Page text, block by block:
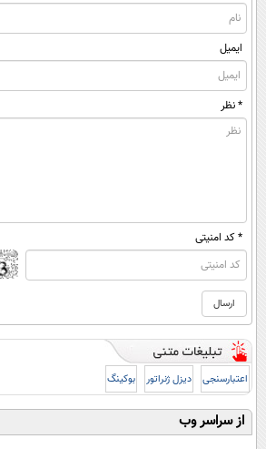
ایمیل
* نظر
* کد امنیتی
اعتبارسنجی دیزل ژنراتور بوکینگ
از سراسر وب